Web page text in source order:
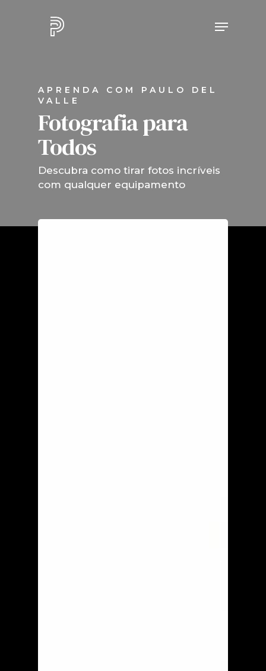
APRENDA COM PAULO DEL
VALLE
Fotografia para
Todos
Descubra como tirar fotos incríveis
com qualquer equipamento